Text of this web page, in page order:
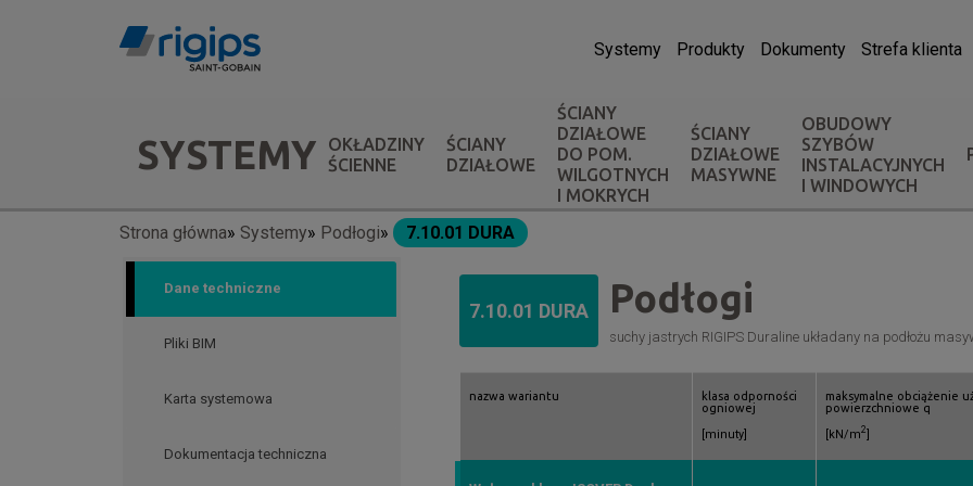
Systemy Produkty Dokumenty Strefa klienta
systemówSYSTEMY
OKŁADZINY
ŚCIENNE
ŚCIANY
DZIAŁOWE
ŚCIANY
DZIAŁOWE
DO POM.
WILGOTNYCH
I MOKRYCH
ŚCIANY
DZIAŁOWE
MASYWNE
OBUDOWY
SZYBÓW
INSTALACYJNYCH
I WINDOWYCH
Ścieżka
nawigacyjna
Strona główna Systemy Podłogi 7.10.01 DURA
Dane techniczne
Pliki BIM
Karta systemowa
Dokumentacja techniczna
7.10.01 DURA Podłogi
suchy jastrych RIGIPS Duraline układany na podłożu
nazwa wariantu
klasa odporności
ogniowej
[minuty]
maksymalne obciążenie
powierzchniowe q
[kN/m2]